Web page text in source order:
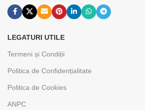
LEGATURI UTILE
Termeni și Condiții
Politica de Confidențialitate
Politica de Cookies
ANPC